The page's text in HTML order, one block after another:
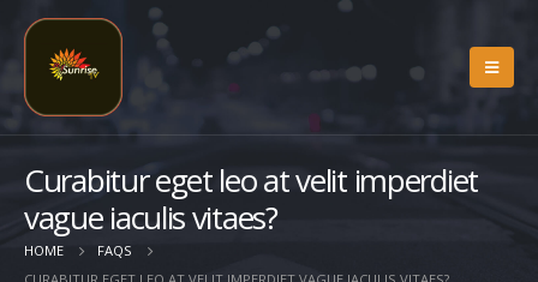
Curabitur eget leo at velit imperdiet
vague iaculis vitaes?
HOME
FAQS